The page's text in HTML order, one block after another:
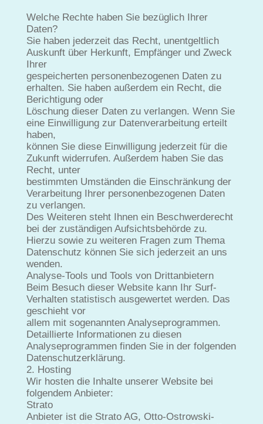
Welche Rechte haben Sie bezüglich Ihrer
Daten?
Sie haben jederzeit das Recht, unentgeltlich
Auskunft über Herkunft, Empfänger und Zweck
Ihrer
gespeicherten personenbezogenen Daten zu
erhalten. Sie haben außerdem ein Recht, die
Berichtigung oder
Löschung dieser Daten zu verlangen. Wenn Sie
eine Einwilligung zur Datenverarbeitung erteilt
haben,
können Sie diese Einwilligung jederzeit für die
Zukunft widerrufen. Außerdem haben Sie das
Recht, unter
bestimmten Umständen die Einschränkung der
Verarbeitung Ihrer personenbezogenen Daten
zu verlangen.
Des Weiteren steht Ihnen ein Beschwerderecht
bei der zuständigen Aufsichtsbehörde zu.
Hierzu sowie zu weiteren Fragen zum Thema
Datenschutz können Sie sich jederzeit an uns
wenden.
Analyse-Tools und Tools von Drittanbietern
Beim Besuch dieser Website kann Ihr Surf-
Verhalten statistisch ausgewertet werden. Das
geschieht vor
allem mit sogenannten Analyseprogrammen.
Detaillierte Informationen zu diesen
Analyseprogrammen finden Sie in der folgenden
Datenschutzerklärung.
2. Hosting
Wir hosten die Inhalte unserer Website bei
folgendem Anbieter:
Strato
Anbieter ist die Strato AG, Otto-Ostrowski-